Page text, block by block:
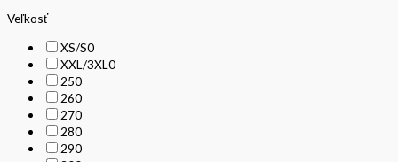
Veľkosť
XS/S0
XXL/3XL0
250
260
270
280
290